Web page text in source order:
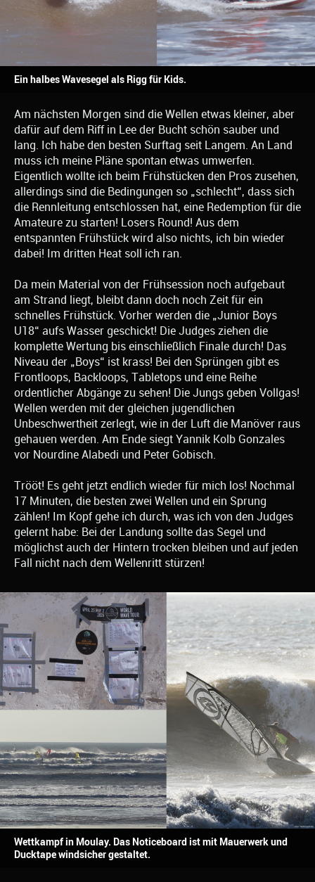
Ein halbes Wavesegel als Rigg für Kids.
Am nächsten Morgen sind die Wellen etwas kleiner, aber
dafür auf dem Riff in Lee der Bucht schön sauber und
lang. Ich habe den besten Surftag seit Langem. An Land
muss ich meine Pläne spontan etwas umwerfen.
Eigentlich wollte ich beim Frühstücken den Pros zusehen,
allerdings sind die Bedingungen so „schlecht“, dass sich
die Rennleitung entschlossen hat, eine Redemption für die
Amateure zu starten! Losers Round! Aus dem
entspannten Frühstück wird also nichts, ich bin wieder
dabei! Im dritten Heat soll ich ran.
Da mein Material von der Frühsession noch aufgebaut
am Strand liegt, bleibt dann doch noch Zeit für ein
schnelles Frühstück. Vorher werden die „Junior Boys
U18“ aufs Wasser geschickt! Die Judges ziehen die
komplette Wertung bis einschließlich Finale durch! Das
Niveau der „Boys“ ist krass! Bei den Sprüngen gibt es
Frontloops, Backloops, Tabletops und eine Reihe
ordentlicher Abgänge zu sehen! Die Jungs geben Vollgas!
Wellen werden mit der gleichen jugendlichen
Unbeschwertheit zerlegt, wie in der Luft die Manöver raus
gehauen werden. Am Ende siegt Yannik Kolb Gonzales
vor Nourdine Alabedi und Peter Gobisch.
Trööt! Es geht jetzt endlich wieder für mich los! Nochmal
17 Minuten, die besten zwei Wellen und ein Sprung
zählen! Im Kopf gehe ich durch, was ich von den Judges
gelernt habe: Bei der Landung sollte das Segel und
möglichst auch der Hintern trocken bleiben und auf jeden
Fall nicht nach dem Wellenritt stürzen!
Wettkampf in Moulay. Das Noticeboard ist mit Mauerwerk und
Ducktape windsicher gestaltet.